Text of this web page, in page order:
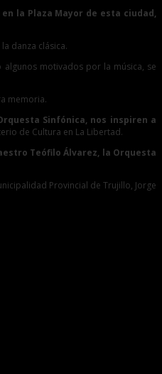
la Plaza Mayor de esta ciudad,
danza clásica.
motivados por la música, se
memoria.
Sinfónica, nos inspiren a
de Cultura en La Libertad.
Teófilo Álvarez, la Orquesta
Provincial de Trujillo, Jorge